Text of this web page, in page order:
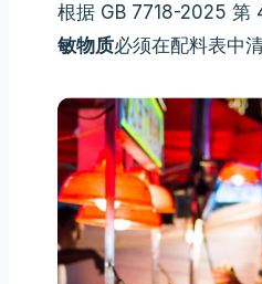
根据 GB 7718-2025 第
敏物质必须在配料表中